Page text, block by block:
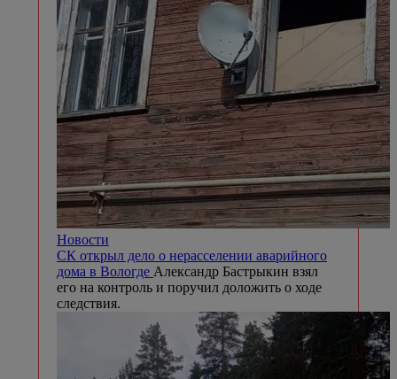
Новости
СК открыл дело о нерасселении аварийного
дома в Вологде Александр Бастрыкин взял
его на контроль и поручил доложить о ходе
следствия.